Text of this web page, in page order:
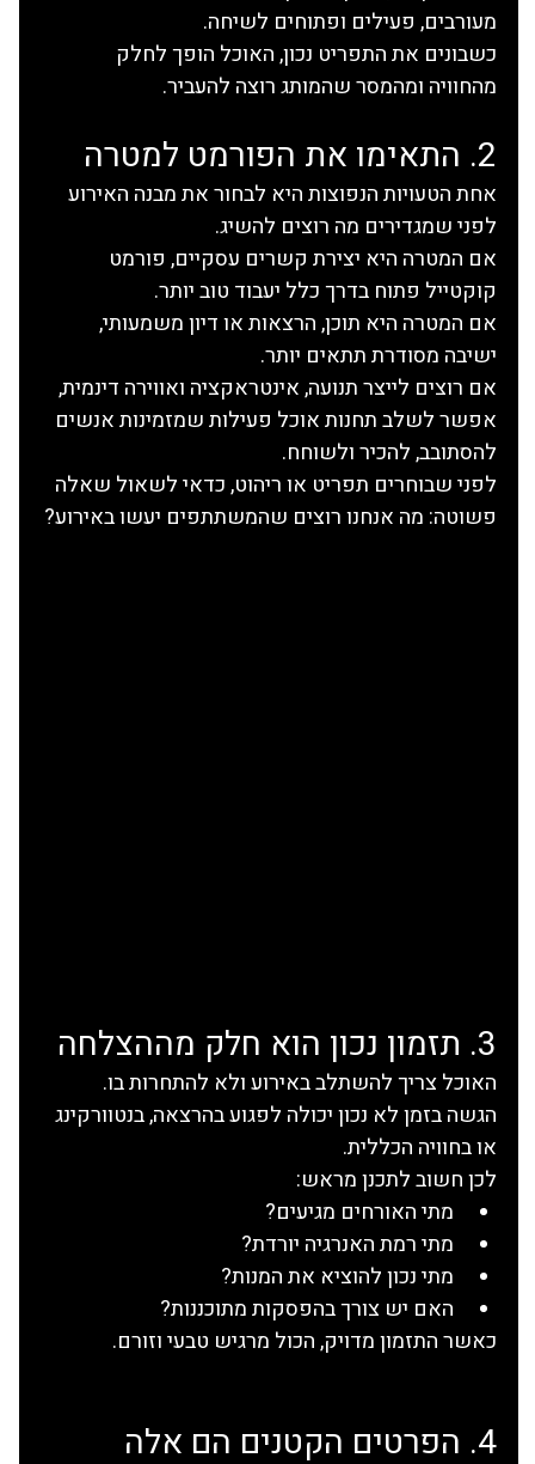
מעורבים, פעילים ופתוחים לשיחה.
כשבונים את התפריט נכון, האוכל הופך לחלק
מהחוויה ומהמסר שהמותג רוצה להעביר.
2. התאימו את הפורמט למטרה
אחת הטעויות הנפוצות היא לבחור את מבנה האירוע
לפני שמגדירים מה רוצים להשיג.
אם המטרה היא יצירת קשרים עסקיים, פורמט
קוקטייל פתוח בדרך כלל יעבוד טוב יותר.
אם המטרה היא תוכן, הרצאות או דיון משמעותי,
ישיבה מסודרת תתאים יותר.
אם רוצים לייצר תנועה, אינטראקציה ואווירה דינמית,
אפשר לשלב תחנות אוכל פעילות שמזמינות אנשים
להסתובב, להכיר ולשוחח.
לפני שבוחרים תפריט או ריהוט, כדאי לשאול שאלה
פשוטה: מה אנחנו רוצים שהמשתתפים יעשו באירוע?
3. תזמון נכון הוא חלק מההצלחה
האוכל צריך להשתלב באירוע ולא להתחרות בו.
הגשה בזמן לא נכון יכולה לפגוע בהרצאה, בנטוורקינג
או בחוויה הכללית.
לכן חשוב לתכנן מראש:
מתי האורחים מגיעים?
מתי רמת האנרגיה יורדת?
מתי נכון להוציא את המנות?
האם יש צורך בהפסקות מתוכננות?
כאשר התזמון מדויק, הכול מרגיש טבעי וזורם.
4. הפרטים הקטנים הם אלה